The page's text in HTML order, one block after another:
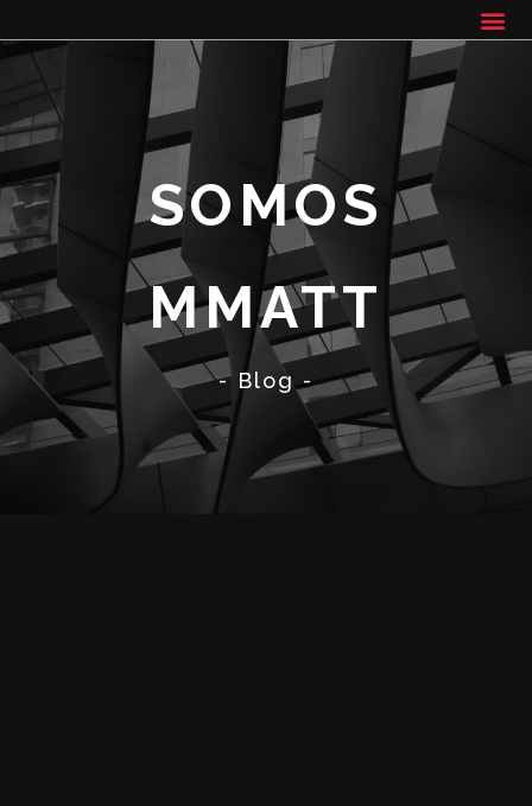
SOMOS
MMATT
- Blog -